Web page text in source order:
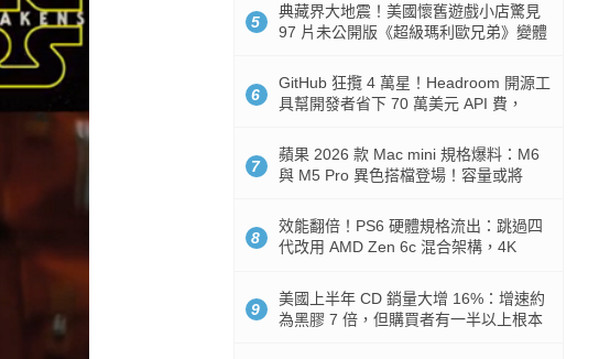
5
典藏界大地震！美國懷舊遊戲小店驚見
97 片未公開版《超級瑪利歐兄弟》變體
6
GitHub 狂攬 4 萬星！Headroom 開源工
具幫開發者省下 70 萬美元 API 費，
7
蘋果 2026 款 Mac mini 規格爆料：M6
與 M5 Pro 異色搭檔登場！容量或將
8
效能翻倍！PS6 硬體規格流出：跳過四
代改用 AMD Zen 6c 混合架構，4K
9
美國上半年 CD 銷量大增 16%：增速約
為黑膠 7 倍，但購買者有一半以上根本